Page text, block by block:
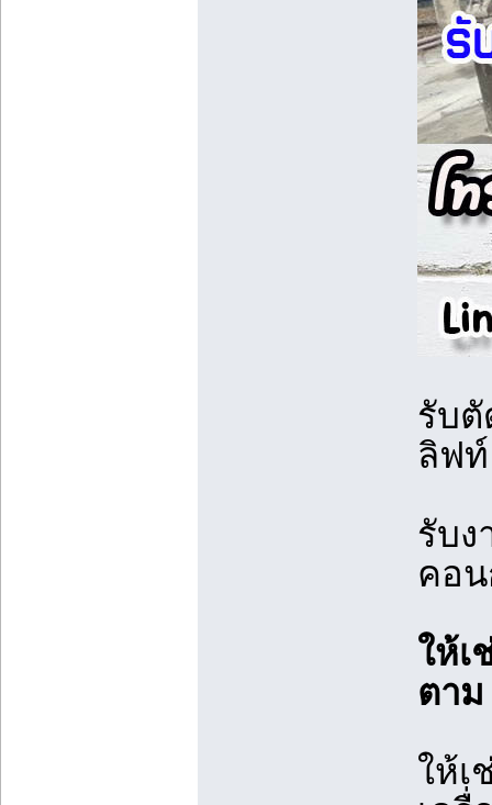
รับ
ลิฟ
รับ
คอ
ให้เ
ตาม
ให้เ